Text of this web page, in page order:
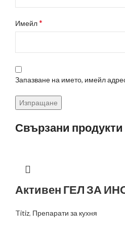
Имейл*
Запазване на името, имейл
Свързани продукти
Активен ГЕЛ ЗА
Titiz, Препарати за кухня